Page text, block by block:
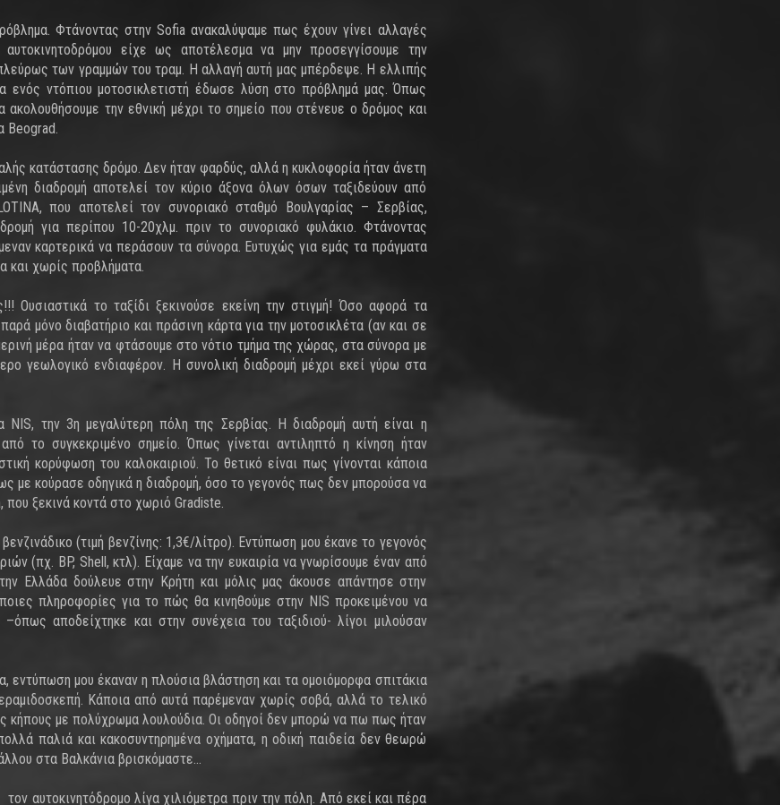
Φτάνοντας στην Sofia ανακαλύψαμε πως έχουν γίνει αλλαγές
είχε ως αποτέλεσμα να μην προσεγγίσουμε την
των γραμμών του τραμ. Η αλλαγή αυτή μας μπέρδεψε. Η ελλιπής
ενός ντόπιου μοτοσικλετιστή έδωσε λύση στο πρόβλημά μας. Όπως
την εθνική μέχρι το σημείο που στένευε ο δρόμος και
Beograd.
κατάστασης δρόμο. Δεν ήταν φαρδύς, αλλά η κυκλοφορία ήταν άνετη
διαδρομή αποτελεί τον κύριο άξονα όλων όσων ταξιδεύουν από
που αποτελεί τον συνοριακό σταθμό Βουλγαρίας – Σερβίας,
για περίπου 10-20χλμ. πριν το συνοριακό φυλάκιο. Φτάνοντας
καρτερικά να περάσουν τα σύνορα. Ευτυχώς για εμάς τα πράγματα
και χωρίς προβλήματα.
Ουσιαστικά το ταξίδι ξεκινούσε εκείνη την στιγμή! Όσο αφορά τα
μόνο διαβατήριο και πράσινη κάρτα για την μοτοσικλέτα (αν και σε
μέρα ήταν να φτάσουμε στo νότιο τμήμα της χώρας, στα σύνορα με
γεωλογικό ενδιαφέρον. Η συνολική διαδρομή μέχρι εκεί γύρω στα
NIS, την 3η μεγαλύτερη πόλη της Σερβίας. Η διαδρομή αυτή είναι η
το συγκεκριμένο σημείο. Όπως γίνεται αντιληπτό η κίνηση ήταν
κορύφωση του καλοκαιριού. Το θετικό είναι πως γίνονται κάποια
με κούρασε οδηγικά η διαδρομή, όσο το γεγονός πως δεν μπορούσα να
ξεκινά κοντά στο χωριό Gradiste.
(τιμή βενζίνης: 1,3€/λίτρο). Εντύπωση μου έκανε το γεγονός
(πχ. BP, Shell, κτλ). Είχαμε να την ευκαιρία να γνωρίσουμε έναν από
Ελλάδα δούλευε στην Κρήτη και μόλις μας άκουσε απάντησε στην
πληροφορίες για το πώς θα κινηθούμε στην NIS προκειμένου να
αποδείχτηκε και στην συνέχεια του ταξιδιού- λίγοι μιλούσαν
εντύπωση μου έκαναν η πλούσια βλάστηση και τα ομοιόμορφα σπιτάκια
Κάποια από αυτά παρέμεναν χωρίς σοβά, αλλά το τελικό
κήπους με πολύχρωμα λουλούδια. Οι οδηγοί δεν μπορώ να πω πως ήταν
παλιά και κακοσυντηρημένα οχήματα, η οδική παιδεία δεν θεωρώ
στα Βαλκάνια βρισκόμαστε…
αυτοκινητόδρομο λίγα χιλιόμετρα πριν την πόλη. Από εκεί και πέρα